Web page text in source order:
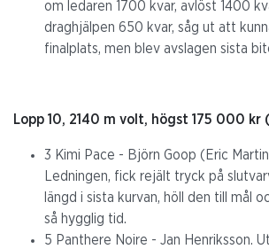
om ledaren 1700 kvar, avlöst 1400
draghjälpen 650 kvar, såg ut att
finalplats, men blev avslagen sista
Lopp 10, 2140 m volt, högst 175 000 kr
3 Kimi Pace - Björn Goop (Eric
Ledningen, fick rejält tryck på
längd i sista kurvan, höll den till mål
så hygglig tid.
5 Panthere Noire - Jan Henriksson.